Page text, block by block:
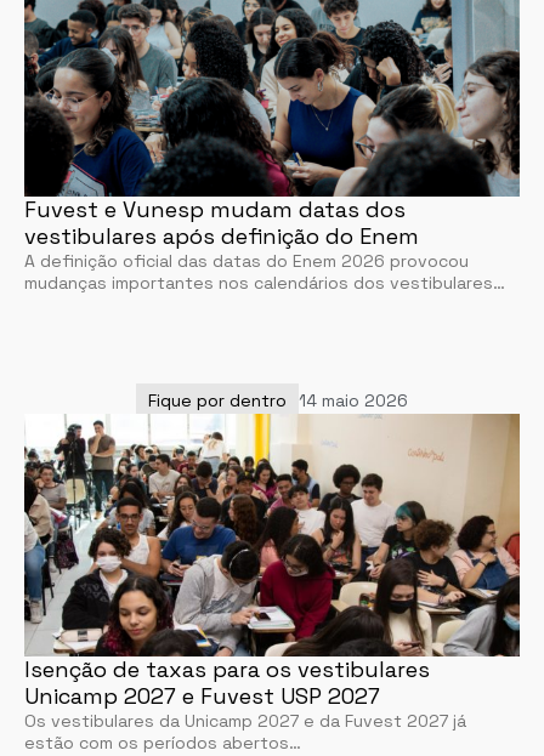
Fuvest e Vunesp mudam datas dos
vestibulares após definição do Enem
A definição oficial das datas do Enem 2026 provocou
mudanças importantes nos calendários dos vestibulares…
Fique por dentro 14 maio 2026
Isenção de taxas para os vestibulares
Unicamp 2027 e Fuvest USP 2027
Os vestibulares da Unicamp 2027 e da Fuvest 2027 já
estão com os períodos abertos…